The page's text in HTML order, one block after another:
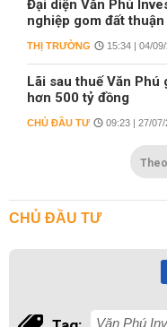
Đại diện Văn Phú
nghiệp gom đất
THỊ TRƯỜNG 15:34 | 04/
Lãi sau thuế Văn Phú
hơn 500 tỷ đồng
CHỦ ĐẦU TƯ 09:23 | 27/07/
Theo
CHỦ ĐẦU TƯ
Văn Phú